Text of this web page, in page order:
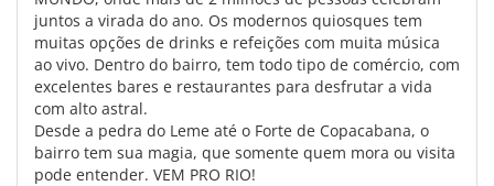
juntos a virada do ano. Os modernos quiosques tem
muitas opções de drinks e refeições com muita música
ao vivo. Dentro do bairro, tem todo tipo de comércio, com
excelentes bares e restaurantes para desfrutar a vida
com alto astral.
Desde a pedra do Leme até o Forte de Copacabana, o
bairro tem sua magia, que somente quem mora ou visita
pode entender. VEM PRO RIO!